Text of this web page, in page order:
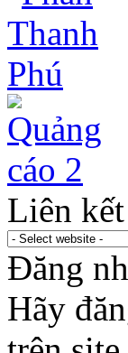
Liên
Đăng
Hãy